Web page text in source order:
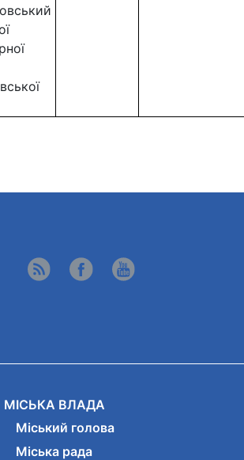
МІСЬКА ВЛАДА
Міський голова
Міська рада